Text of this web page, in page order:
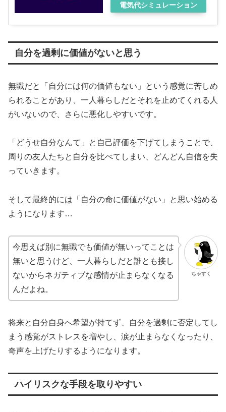
電気代シミュレーション
自分を過剰に価値がないと思う
無職だと「自分には何の価値もない」という感覚に苦しめ
られることがあり、一人暮らしだとそれを止めてくれる人
がいないので、さらに悪化しやすいです。
「どうせ自分なんて」と自己評価を下げてしまうことで、
周りの友人たちと自分を比べてしまい、どんどん自信を失
っていきます。
そして最終的には「自分の命に価値がない」と思い始める
ようになります…
ちゃすく
今思えば別に無職でも価値が無いってことは
無いと思うけど、一人暮らしだと誰とも接し
ないからネガティブな感情が止まらなくなる
んだよね。
将来と自分自身へ希望が持てず、自分を過剰に否定してし
まう感覚がストレスを増やし、涙が止まらなくなったり、
奇声を上げたりするようになります。
ハイリスクな手段を取りやすい